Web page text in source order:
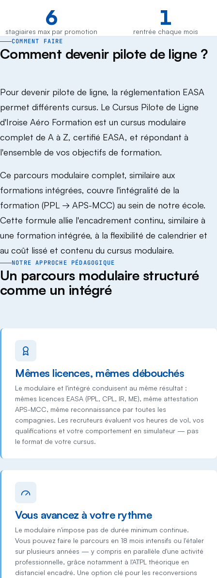
6
stagiaires max par promotion
1
rentrée chaque mois
COMMENT FAIRE
Comment devenir pilote de ligne ?
Pour devenir pilote de ligne, la réglementation EASA
permet différents cursus. Le Cursus Pilote de Ligne
d'Iroise Aéro Formation est un cursus modulaire
complet de A à Z, certifié EASA, et répondant à
l'ensemble de vos objectifs de formation.
Ce parcours modulaire complet, similaire aux
formations intégrées, couvre l'intégralité de la
formation (PPL → APS-MCC) au sein de notre école.
Cette formule allie l'encadrement continu, similaire à
une formation intégrée, à la flexibilité de calendrier et
au coût lissé et contenu du cursus modulaire.
NOTRE APPROCHE PÉDAGOGIQUE
Un parcours modulaire structuré
comme un intégré
Mêmes licences, mêmes débouchés
Le modulaire et l'intégré conduisent au même résultat :
mêmes licences EASA (PPL, CPL, IR, ME), même attestation
APS-MCC, même reconnaissance par toutes les
compagnies. Les recruteurs évaluent vos heures de vol, vos
qualifications et votre comportement en simulateur — pas
le format de votre cursus.
Vous avancez à votre rythme
Le modulaire n'impose pas de durée minimum continue.
Vous pouvez faire le parcours en 18 mois intensifs ou l'étaler
sur plusieurs années — y compris en parallèle d'une activité
professionnelle, grâce notamment à l'ATPL théorique en
distanciel encadré. Une option clé pour les reconversions